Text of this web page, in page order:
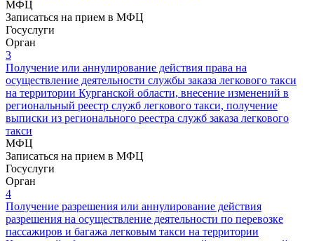
МФЦ
Записаться на прием в МФЦ
Госуслуги
Орган
3
Получение или аннулирование действия права на
осуществление деятельности службы заказа легкового такси
на территории Курганской области, внесение изменений в
региональный реестр служб легкового такси, получение
выписки из регионального реестра служб заказа легкового
такси
МФЦ
Записаться на прием в МФЦ
Госуслуги
Орган
4
Получение разрешения или аннулирование действия
разрешения на осуществление деятельности по перевозке
пассажиров и багажа легковым такси на территории